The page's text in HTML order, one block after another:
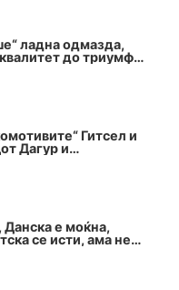
ладна одмазда,
до триумф
Гитсел и
Дагур и
Данска е моќна,
се исти, ама не